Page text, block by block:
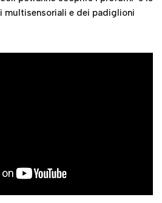
multisensoriali e dei padiglioni